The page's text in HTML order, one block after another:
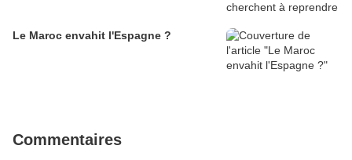
Le Maroc envahit l'Espagne ?
Commentaires